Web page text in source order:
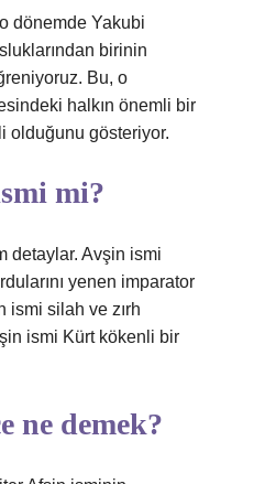
dönemde Yakubi
birinin
Bu, o
halkın önemli bir
olduğunu gösteriyor.
mi?
detaylar. Avşin ismi
yenen imparator
ismi silah ve zırh
ismi Kürt kökenli bir
ne demek?